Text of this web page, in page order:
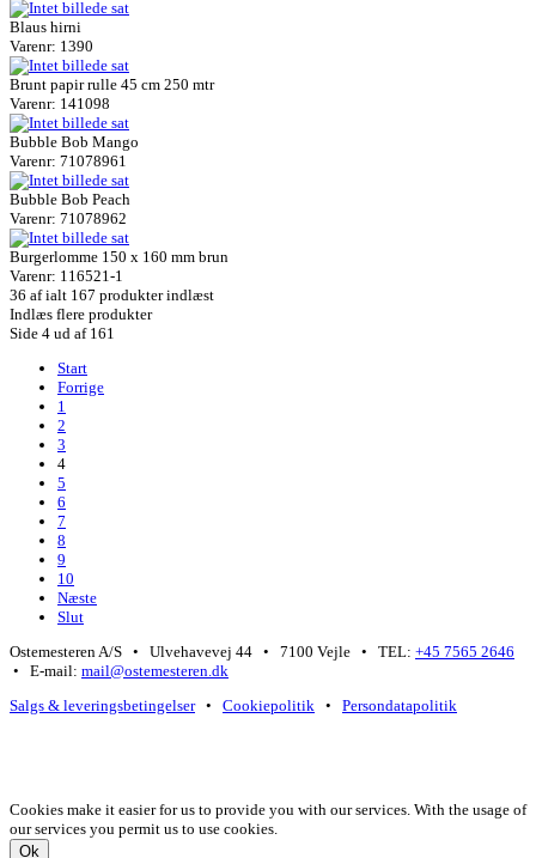
Blaus hirni
Varenr: 1390
Brunt papir rulle 45 cm 250 mtr
Varenr: 141098
Bubble Bob Mango
Varenr: 71078961
Bubble Bob Peach
Varenr: 71078962
Burgerlomme 150 x 160 mm brun
Varenr: 116521-1
36 af ialt 167 produkter indlæst
Indlæs flere produkter
Side 4 ud af 161
Start
Forrige
1
2
3
4
5
6
7
8
9
10
Næste
Slut
Ostemesteren A/S • Ulvehavevej 44 • 7100 Vejle • TEL: +45 7565 2646
• E-mail: mail@ostemesteren.dk
Salgs & leveringsbetingelser• Cookiepolitik • Persondatapolitik
Cookies make it easier for us to provide you with our services. With the usage of
our services you permit us to use cookies.
Ok